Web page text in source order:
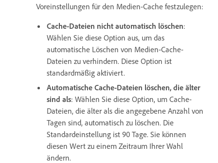
Voreinstellungen für den Medien-Cache festzulegen:
Cache-Dateien nicht automatisch löschen:
Wählen Sie diese Option aus, um das
automatische Löschen von Medien-Cache-
Dateien zu verhindern. Diese Option ist
standardmäßig aktiviert.
Automatische Cache-Dateien löschen, die älter
sind als: Wählen Sie diese Option, um Cache-
Dateien, die älter als die angegebene Anzahl von
Tagen sind, automatisch zu löschen. Die
Standardeinstellung ist 90 Tage. Sie können
diesen Wert zu einem Zeitraum Ihrer Wahl
ändern.